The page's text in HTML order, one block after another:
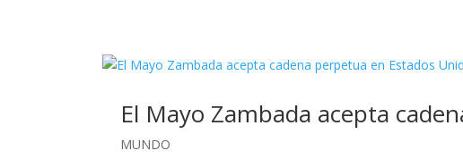
El Mayo Zambada acepta
MUNDO